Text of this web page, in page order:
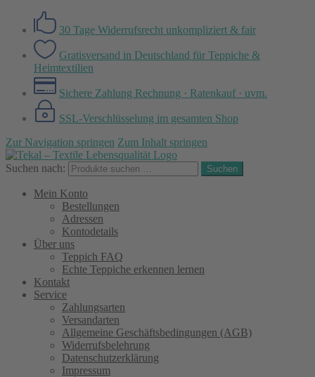
30 Tage Widerrufsrecht unkompliziert & fair
Gratisversand in Deutschland für Teppiche &
Heimtextilien
Sichere Zahlung Rechnung · Ratenkauf · uvm.
SSL-Verschlüsselung im gesamten Shop
Zur Navigation springen Zum Inhalt springen
Suchen nach: Suchen
Mein Konto
Bestellungen
Adressen
Kontodetails
Über uns
Teppich FAQ
Echte Teppiche erkennen lernen
Kontakt
Service
Zahlungsarten
Versandarten
Allgemeine Geschäftsbedingungen (AGB)
Widerrufsbelehrung
Datenschutzerklärung
Impressum